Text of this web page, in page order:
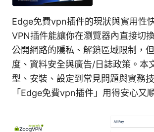
Edge免費vpn插件的現狀與實用性
VPN插件能讓你在瀏覽器內直接切
公開網路的隱私、解鎖區域限制，
度、資料安全與廣告/日誌政策。本
型、安裝、設定到常見問題與實務
「Edge免費vpn插件」用得安心又